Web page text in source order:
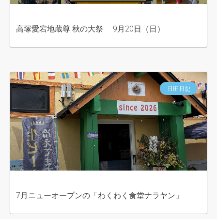
高塚愛宕地蔵尊 秋の大祭 9月20日（日）
日田日記
7月ニューオープンの「わくわく食堂ナラヤン」